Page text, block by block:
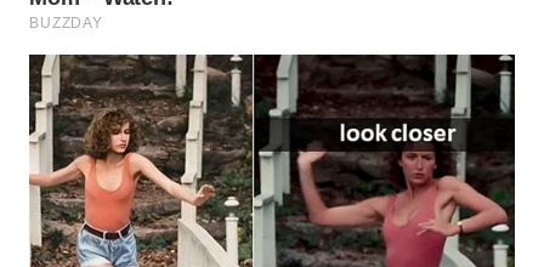
WN
Wahana
Media
Group
WAHANA
NEWS